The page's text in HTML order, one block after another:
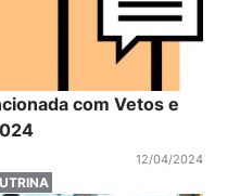
com Vetos e
12/04/2024